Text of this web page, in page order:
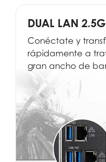
DUAL LAN 2.5G
Conéctate y
rápidamente a
gran ancho de